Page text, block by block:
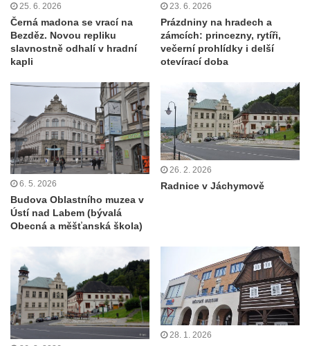
25. 6. 2026
Černá madona se vrací na
Bezděz. Novou repliku
slavnostně odhalí v hradní
kapli
23. 6. 2026
Prázdniny na hradech a
zámcích: princezny, rytíři,
večerní prohlídky i delší
otevírací doba
6. 5. 2026
Budova Oblastního muzea v
Ústí nad Labem (bývalá
Obecná a měšťanská škola)
26. 2. 2026
Radnice v Jáchymově
28. 1. 2026